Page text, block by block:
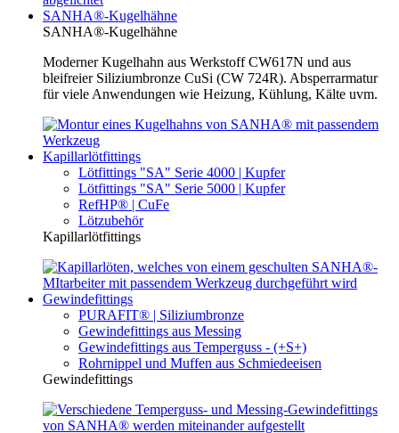
SANHA®-Kugelhähne
SANHA®-Kugelhähne
Moderner Kugelhahn aus Werkstoff CW617N und aus
bleifreier Siliziumbronze CuSi (CW 724R). Absperrarmatur
für viele Anwendungen wie Heizung, Kühlung, Kälte uvm.
Kapillarlötfittings
Lötfittings "SA" Serie 4000 | Kupfer
Lötfittings "SA" Serie 5000 | Kupfer
RefHP® | CuFe
Lötzubehör
Kapillarlötfittings
Gewindefittings
PURAFIT® | Siliziumbronze
Gewindefittings aus Messing
Gewindefittings aus Temperguss - (+S+)
Rohrnippel und Muffen aus Schmiedeeisen
Gewindefittings